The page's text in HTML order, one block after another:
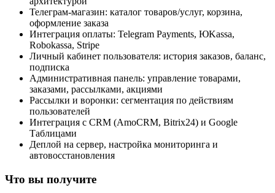
Телеграм-магазин: каталог товаров/услуг, корзина,
оформление заказа
Интеграция оплаты: Telegram Payments, ЮKassa,
Robokassa, Stripe
Личный кабинет пользователя: история заказов, баланс,
подписка
Административная панель: управление товарами,
заказами, рассылками, акциями
Рассылки и воронки: сегментация по действиям
пользователей
Интеграция с CRM (AmoCRM, Bitrix24) и Google
Таблицами
Деплой на сервер, настройка мониторинга и
автовосстановления
Что вы получите